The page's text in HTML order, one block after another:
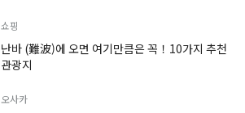
쇼핑
난바 (難波)에 오면 여기만큼은 꼭！10가지 추천
관광지
오사카